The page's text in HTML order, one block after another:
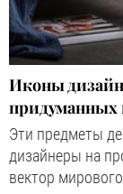
Иконы
придуманных
Эти предметы
дизайнеры на
вектор